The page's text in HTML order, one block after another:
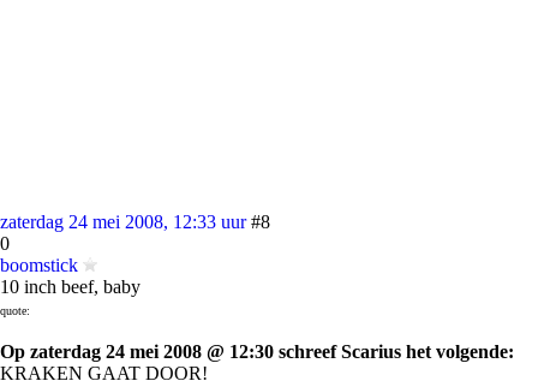
zaterdag 24 mei 2008, 12:33 uur #8
0
boomstick
10 inch beef, baby
quote:
Op zaterdag 24 mei 2008 @ 12:30 schreef Scarius het volgende:
KRAKEN GAAT DOOR!